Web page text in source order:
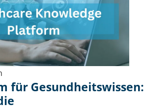
für Gesundheitswissen: